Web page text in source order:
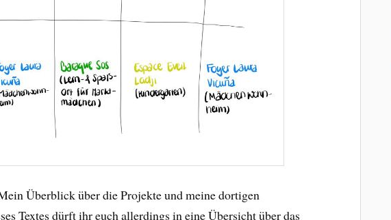
Überblick über die Projekte und meine dortigen
Textes dürft ihr euch allerdings in eine Übersicht über das